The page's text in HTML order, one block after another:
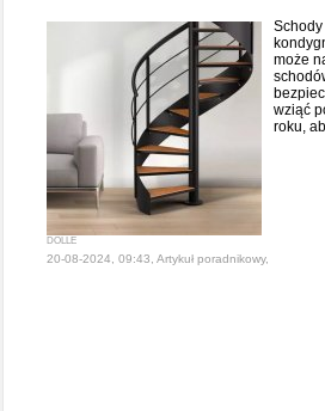
DOLLE
może
wziąć
roku,
20-08-2024, 09:43, Artykuł poradnikowy,